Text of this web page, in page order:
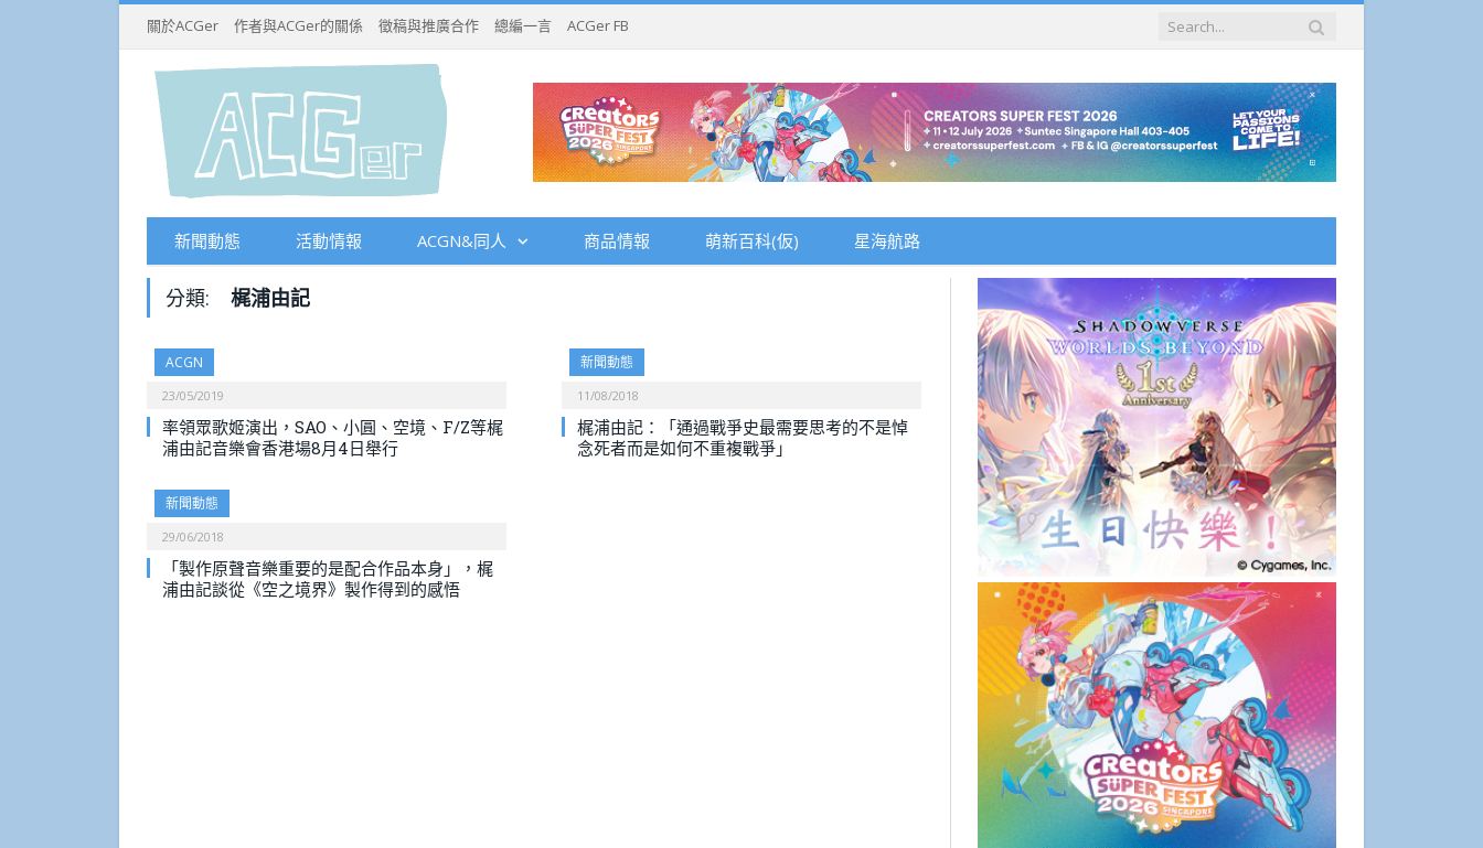
關於ACGer 作者與ACGer的關係 徵稿與推廣合作 總編一言 ACGer FB
新聞動態 活動情報 ACGN&同人 商品情報 萌新百科(仮) 星海航路
分類: 梶浦由記
ACGN
23/05/2019
率領眾歌姬演出，SAO、小圓、空境、F/Z等梶
浦由記音樂會香港場8月4日舉行
新聞動態
11/08/2018
梶浦由記：「通過戰爭史最需要思考的不是悼
念死者而是如何不重複戰爭」
新聞動態
29/06/2018
「製作原聲音樂重要的是配合作品本身」，梶
浦由記談從《空之境界》製作得到的感悟